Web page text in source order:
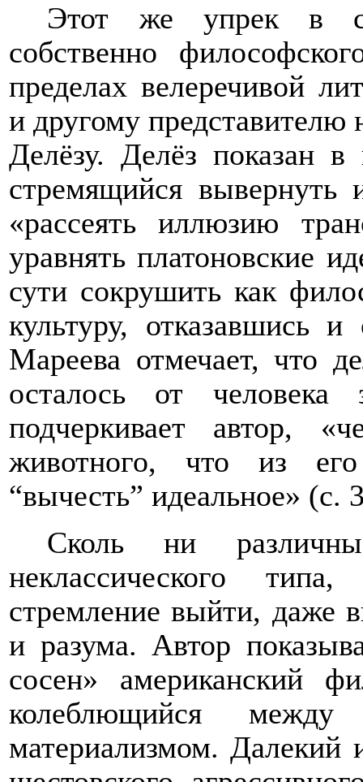
Этот же упрек в
собственно
пределах велеречивой
и другому
Делёзу. Делёз показан в
стремящийся вывернуть
«рассеять иллюзию
уравнять платоновские
сути сокрушить как
культуру, отказавшись
Мареева отмечает, что
осталось от
подчеркивает автор,
животного, что из его
“вычесть” идеальное» (с.
Сколь ни
неклассического
стремление выйти, даже
и разума. Автор
сосен» американский
колеблющийся
материализмом. Далекий